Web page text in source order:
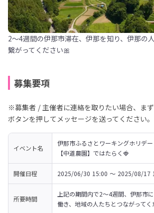
2～4週間の伊那市滞在、伊那を知り、伊那の
繋がってください🎀
募集要項
※募集者 / 主催者に連絡を取りたい場合、まず
ボタンを押してメッセージを送ってください。
イベント名
伊那市ふるさとワーキングホリデー
【中道農園】ではたらく🍓
開催日程 2025/06/30 15:00 〜 2025/08/17
所要時間
上記の期間内で2～4週間、伊那市
働き、地域の人たちとつながってく